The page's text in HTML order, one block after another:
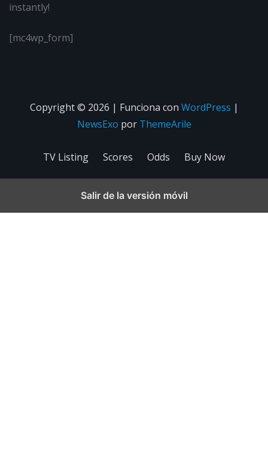
instantly!
[mc4wp_form]
Copyright © 2026 | Funciona con WordPress |
NewsExo por ThemeArile
TV Listing Scores Odds Buy Now
Salir de la versión móvil